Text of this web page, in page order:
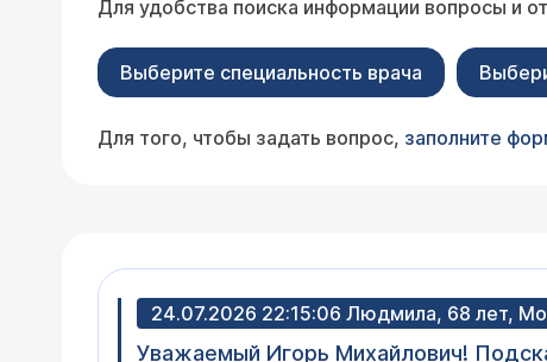
Для удобства поиска информации вопросы и
Выберите специальность врача
Для того, чтобы задать вопрос, заполните
24.07.2026 22:15:06 Людмила, 68 лет,
Уважаемый Игорь Михайлович!